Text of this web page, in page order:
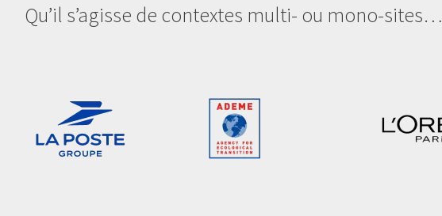
Qu’il s’agisse de contextes multi- ou mono-sites…